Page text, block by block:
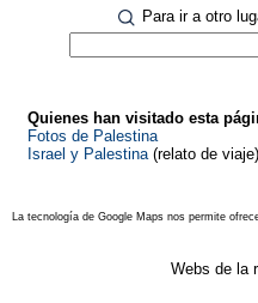
Para ir a otro
Quienes han visitado esta
Fotos de Palestina
Israel y Palestina(relato de viaje)
La tecnología de Google Maps nos permite
Webs de la